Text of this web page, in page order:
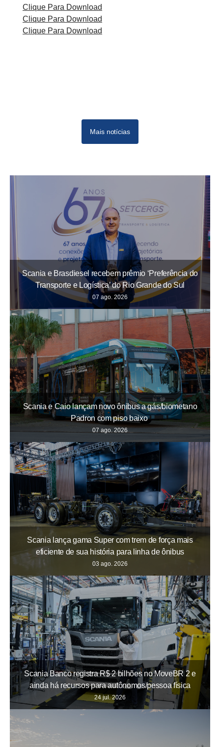
Clique Para Download
Clique Para Download
Clique Para Download
Mais notícias
Scania e Brasdiesel recebem prêmio ‘Preferência do
Transporte e Logística’ do Rio Grande do Sul
07 ago. 2026
Scania e Caio lançam novo ônibus a gás/biometano
Padron com piso baixo
07 ago. 2026
Scania lança gama Super com trem de força mais
eficiente de sua história para linha de ônibus
03 ago. 2026
Scania Banco registra R$ 2 bilhões no MoveBR 2 e
ainda há recursos para autônomos/pessoa física
24 jul. 2026